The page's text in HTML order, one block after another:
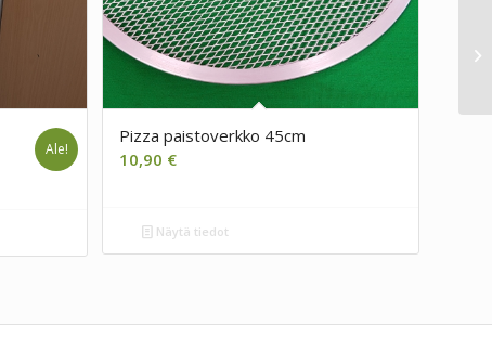
Ale!
Pizza paistoverkko 45cm
10,90 €
Näytä tiedot